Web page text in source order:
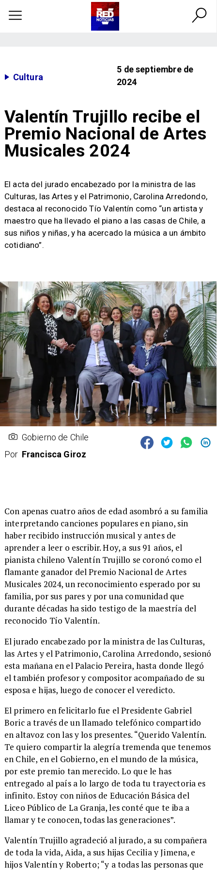
Cultura
5 de septiembre de
2024
Valentín Trujillo recibe el
Premio Nacional de Artes
Musicales 2024
​El acta del jurado encabezado por la ministra de las
Culturas, las Artes y el Patrimonio, Carolina Arredondo,
destaca al reconocido Tío Valentín como “un artista y
maestro que ha llevado el piano a las casas de Chile, a
sus niños y niñas, y ha acercado la música a un ámbito
cotidiano”.
Gobierno de Chile
Por Francisca Giroz
​Con apenas cuatro años de edad asombró a su familia
interpretando canciones populares en piano, sin
haber recibido instrucción musical y antes de
aprender a leer o escribir. Hoy, a sus 91 años, el
pianista chileno Valentín Trujillo se coronó como el
flamante ganador del Premio Nacional de Artes
Musicales 2024, un reconocimiento esperado por su
familia, por sus pares y por una comunidad que
durante décadas ha sido testigo de la maestría del
reconocido Tío Valentín.
​El jurado encabezado por la ministra de las Culturas,
las Artes y el Patrimonio, Carolina Arredondo, sesionó
esta mañana en el Palacio Pereira, hasta donde llegó
el también profesor y compositor acompañado de su
esposa e hijas, luego de conocer el veredicto.
​El primero en felicitarlo fue el Presidente Gabriel
Boric a través de un llamado telefónico compartido
en altavoz con las y los presentes. “Querido Valentín.
Te quiero compartir la alegría tremenda que tenemos
en Chile, en el Gobierno, en el mundo de la música,
por este premio tan merecido. Lo que le has
entregado al país a lo largo de toda tu trayectoria es
infinito. Estoy con niños de Educación Básica del
Liceo Público de La Granja, les conté que te iba a
llamar y te conocen, todas las generaciones”.
​​Valentín Trujillo agradeció al jurado, a su compañera
de toda la vida, Aida, a sus hijas Cecilia y Jimena, e
hijos Valentín y Roberto; “y a todas las personas que